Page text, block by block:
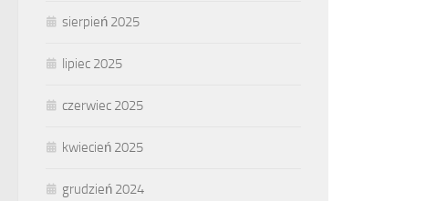
sierpień 2025
lipiec 2025
czerwiec 2025
kwiecień 2025
grudzień 2024